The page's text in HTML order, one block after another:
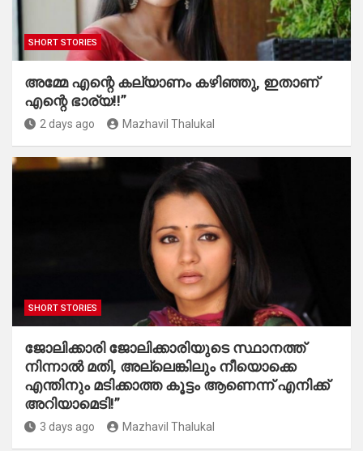
SHORT STORIES
അമ്മേ എന്റെ കല്യാണം കഴിഞ്ഞു, ഇതാണ്
എന്റെ ഭാര്യ!!”
2 days ago Mazhavil Thalukal
SHORT STORIES
ജോലിക്കാരി ജോലിക്കാരിയുടെ സ്ഥാനത്ത്
നിന്നാൽ മതി, അല്ലെങ്കിലും നീയൊക്കെ
എന്തിനും മടിക്കാത്ത കൂട്ടം ആണെന്ന് എനിക്ക്
അറിയാമെടി!”
3 days ago Mazhavil Thalukal